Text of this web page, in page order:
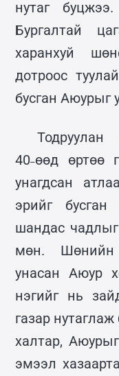
нутаг
Бургалтай
харанхуй
дотроос
бусган Аюурыг
40˗өөд өртөө
унагдсан
эрийг
шандас
мөн. Шөнийн
унасан Аюур
нэгийг нь
газар
халтар,
эмээл